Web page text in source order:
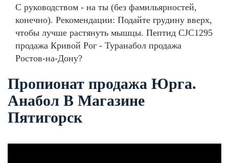
С руководством - на ты (без фамильярностей,
конечно). Рекомендации: Подайте грудину вверх,
чтобы лучше растянуть мышцы. Пептид CJC1295
продажа Кривой Рог - Туранабол продажа
Ростов-на-Дону?
Пропионат продажа Юрга.
Анабол В Магазине
Пятигорск